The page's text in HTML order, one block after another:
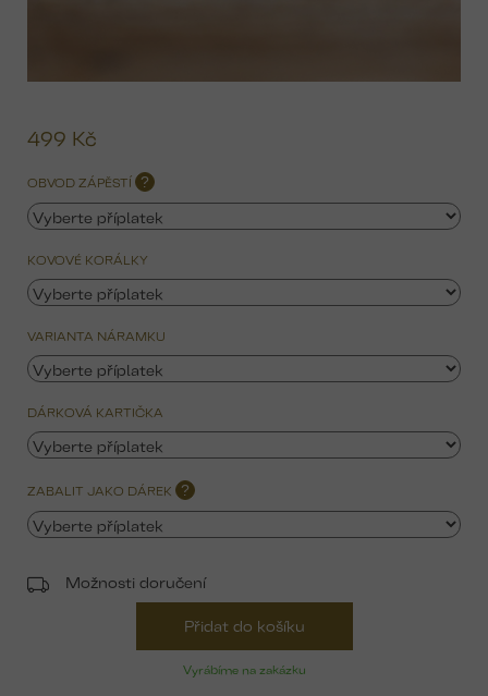
499 Kč
Vyrábíme na zakázku
OBVOD ZÁPĚSTÍ ?
KOVOVÉ KORÁLKY
VARIANTA NÁRAMKU
DÁRKOVÁ KARTIČKA
ZABALIT JAKO DÁREK ?
Možnosti doručení
Přidat do košíku